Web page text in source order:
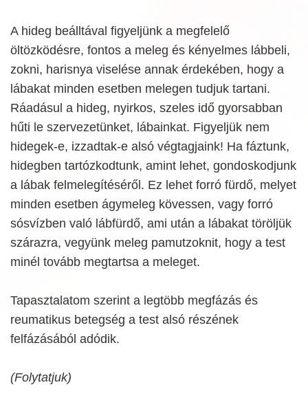
A hideg beálltával figyeljünk a megfelelő
öltözködésre, fontos a meleg és kényelmes lábbeli,
zokni, harisnya viselése annak érdekében, hogy a
lábakat minden esetben melegen tudjuk tartani.
Ráadásul a hideg, nyirkos, szeles idő gyorsabban
hűti le szervezetünket, lábainkat. Figyeljük nem
hidegek-e, izzadtak-e alsó végtagjaink! Ha fáztunk,
hidegben tartózkodtunk, amint lehet, gondoskodjunk
a lábak felmelegítéséről. Ez lehet forró fürdő, melyet
minden esetben ágymeleg kövessen, vagy forró
sósvízben való lábfürdő, ami után a lábakat töröljük
szárazra, vegyünk meleg pamutzoknit, hogy a test
minél tovább megtartsa a meleget.
Tapasztalatom szerint a legtöbb megfázás és
reumatikus betegség a test alsó részének
felfázásából adódik.
(Folytatjuk)